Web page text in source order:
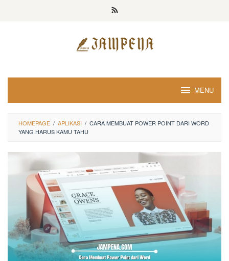
MENU
HOMEPAGE / APLIKASI / CARA MEMBUAT POWER POINT DARI WORD
YANG HARUS KAMU TAHU